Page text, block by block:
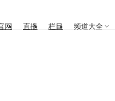
网 直播 栏目 频道大全